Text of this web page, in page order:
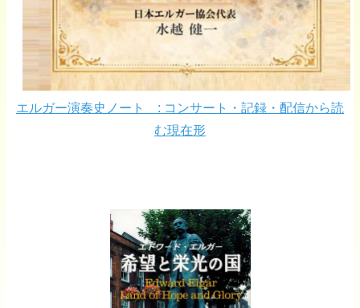
エルガー演奏史ノート : コンサート・記録・配信から読
む現在形